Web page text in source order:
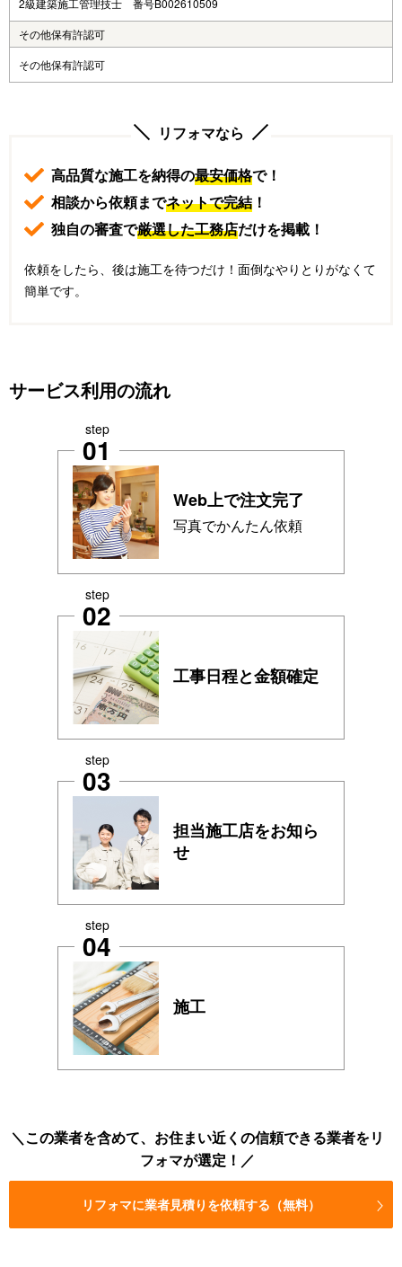
その他保有許認可
その他保有許認可
リフォマなら
高品質な施工を納得の最安価格で！
相談から依頼までネットで完結 ！
独自の審査で厳選した工務店だけを掲載！
依頼をしたら、後は施工を待つだけ！面倒なやりとりがなくて
簡単です。
サービス利用の流れ
step
01
Web上で注文完了
写真でかんたん依頼
step
02
工事日程と金額確定
step
03
担当施工店をお知ら
せ
step
04
施工
この業者を含めて、お住まい近くの信頼できる業者をリ
フォマが選定！
リフォマに業者見積りを依頼する（無料）